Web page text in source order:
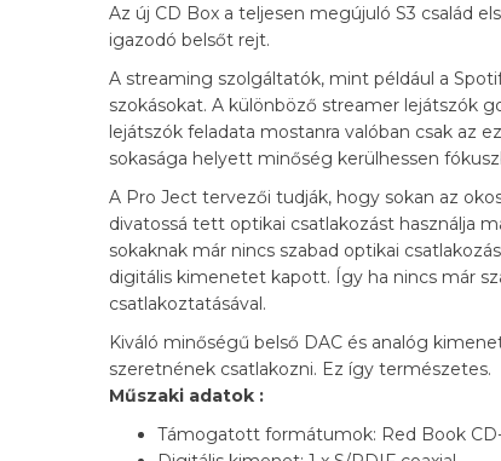
Az új CD Box a teljesen megújuló S3 család
igazodó belsőt rejt.
A streaming szolgáltatók, mint például a
szokásokat. A különböző streamer lejátszók
lejátszók feladata mostanra valóban csak az
sokasága helyett minőség kerülhessen
A Pro Ject tervezői tudják, hogy sokan az
divatossá tett optikai csatlakozást használja
sokaknak már nincs szabad optikai
digitális kimenetet kapott. Így ha nincs már
csatlakoztatásával.
Kiváló minőségű belső DAC és analóg
szeretnének csatlakozni. Ez így természetes.
Műszaki adatok :
Támogatott formátumok: Red Book